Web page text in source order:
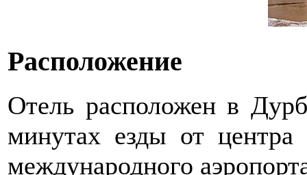
Расположение
Отель расположен в
минутах езды от
международного